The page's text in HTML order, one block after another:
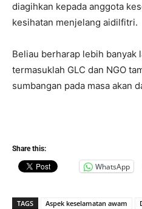
diagihkan kepada anggota
kesihatan menjelang aidilfitri.
Beliau berharap lebih banyak
termasuklah GLC dan NGO
sumbangan pada masa akan
Share this:
WhatsApp
TAGS Aspek keselamatan awam